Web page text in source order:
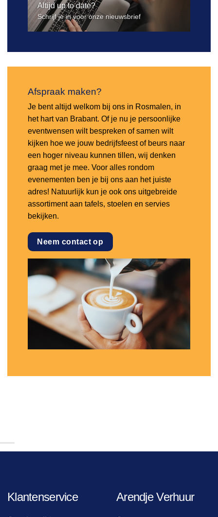
Altijd up to date?
Schrijf je in voor onze nieuwsbrief
Afspraak maken?
Je bent altijd welkom bij ons in Rosmalen, in
het hart van Brabant. Of je nu je persoonlijke
eventwensen wilt bespreken of samen wilt
kijken hoe we jouw bedrijfsfeest of beurs naar
een hoger niveau kunnen tillen, wij denken
graag met je mee. Voor alles rondom
evenementen ben je bij ons aan het juiste
adres! Natuurlijk kun je ook ons uitgebreide
assortiment aan tafels, stoelen en servies
bekijken.
Neem contact op
Klantenservice Arendje Verhuur